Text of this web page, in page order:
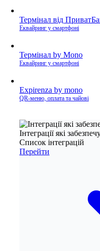
Термінал від
Еквайринг у смартфоні
Термінал by Mono
Еквайринг у смартфоні
Expirenza by mono
QR-меню, оплата та чайові
Інтеграції які
Список інтеграцій
Перейти